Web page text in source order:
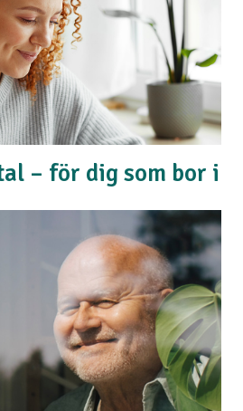
– för dig som bor i
ska teckna elavtal? Här får du
kan tänka.